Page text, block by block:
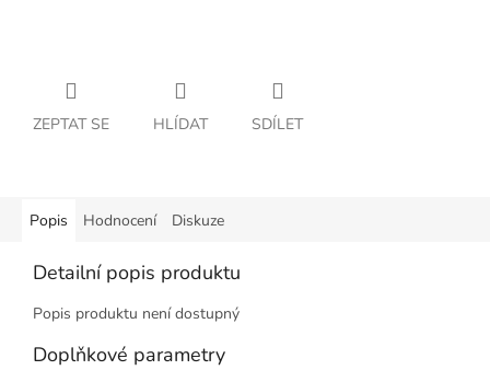
ZEPTAT SE HLÍDAT SDÍLET
Popis Hodnocení Diskuze
Detailní popis produktu
Popis produktu není dostupný
Doplňkové parametry